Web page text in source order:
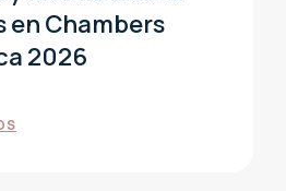
en Chambers
2026